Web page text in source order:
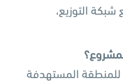
التوزيع،
المستهدفة